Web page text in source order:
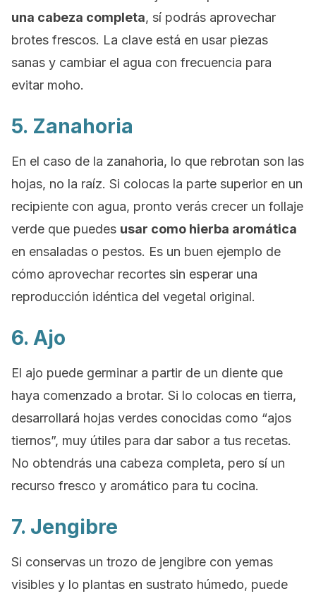
una cabeza completa, sí podrás aprovechar
brotes frescos. La clave está en usar piezas
sanas y cambiar el agua con frecuencia para
evitar moho.
5. Zanahoria
En el caso de la zanahoria, lo que rebrotan son las
hojas, no la raíz. Si colocas la parte superior en un
recipiente con agua, pronto verás crecer un follaje
verde que puedes usar como hierba aromática
en ensaladas o pestos. Es un buen ejemplo de
cómo aprovechar recortes sin esperar una
reproducción idéntica del vegetal original.
6. Ajo
El ajo puede germinar a partir de un diente que
haya comenzado a brotar. Si lo colocas en tierra,
desarrollará hojas verdes conocidas como “ajos
tiernos”, muy útiles para dar sabor a tus recetas.
No obtendrás una cabeza completa, pero sí un
recurso fresco y aromático para tu cocina.
7. Jengibre
Si conservas un trozo de jengibre con yemas
visibles y lo plantas en sustrato húmedo, puede